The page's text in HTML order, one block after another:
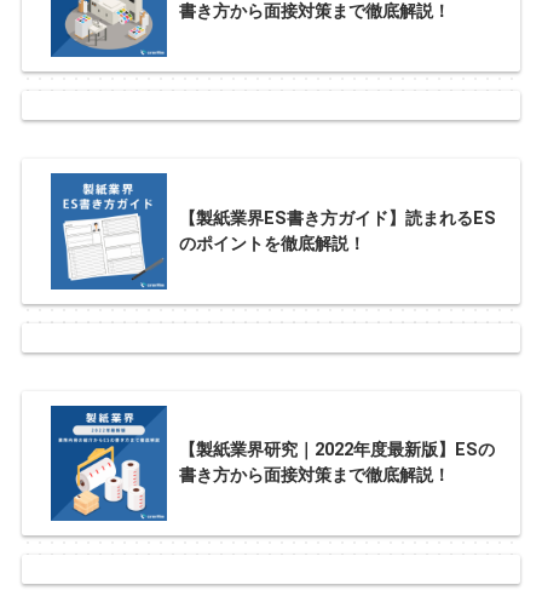
書き方から面接対策まで徹底解説！
【製紙業界ES書き方ガイド】読まれるES
のポイントを徹底解説！
【製紙業界研究｜2022年度最新版】ESの
書き方から面接対策まで徹底解説！